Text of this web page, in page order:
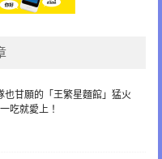
也甘願的「王繁星麵館」猛火
吃就愛上！